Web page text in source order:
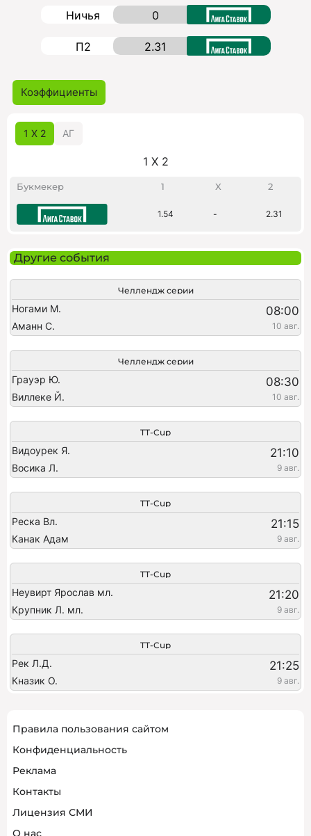
Ничья 0
П2 2.31
Коэффициенты
1 X 2 АГ
1 X 2
Букмекер 1 X 2
1.54 - 2.31
Другие события
Челлендж серии
Ногами М. 08:00
Аманн С. 10 авг.
Челлендж серии
Грауэр Ю. 08:30
Виллеке Й. 10 авг.
TT-Cup
Видоурек Я. 21:10
Восика Л. 9 авг.
TT-Cup
Реска Вл. 21:15
Канак Адам 9 авг.
TT-Cup
Неувирт Ярослав мл. 21:20
Крупник Л. мл. 9 авг.
TT-Cup
Рек Л.Д. 21:25
Кназик О. 9 авг.
Правила пользования сайтом
Конфиденциальность
Реклама
Контакты
Лицензия СМИ
О нас